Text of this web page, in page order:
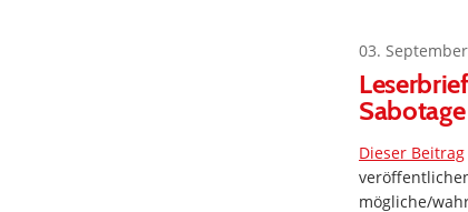
03.
Dieser Beitrag
mögliche/